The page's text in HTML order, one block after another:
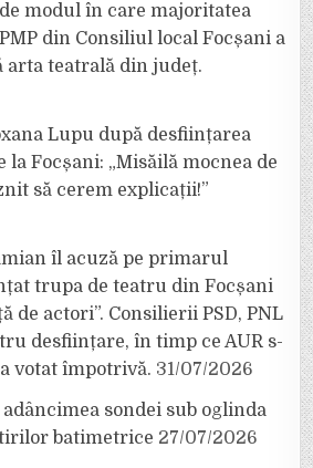
modul în care majoritatea
din Consiliul local Focșani a
arta teatrală din județ.
Lupu după desființarea
Focșani: „Misăilă mocnea de
să cerem explicații!”
îl acuză pe primarul
trupa de teatru din Focșani
de actori”. Consilierii PSD, PNL
desființare, în timp ce AUR s-
votat împotrivă. 31/07/2026
sondei sub oglinda
batimetrice 27/07/2026